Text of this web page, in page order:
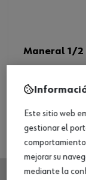
Maneral 1/2
Este sitio web
gestionar el
mejorar su
mediante la